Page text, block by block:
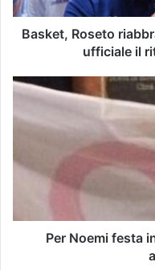
Basket, Roseto
ufficiale il
Per Noemi festa